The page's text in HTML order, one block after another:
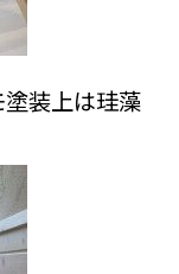
装上は珪藻